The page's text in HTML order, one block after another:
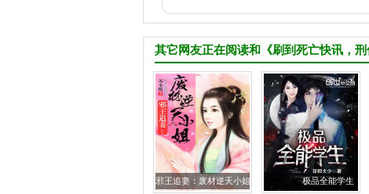
其它网友正在阅读和《刷到死亡快讯，
邪王追妻：废材逆天小姐 极品全能学生